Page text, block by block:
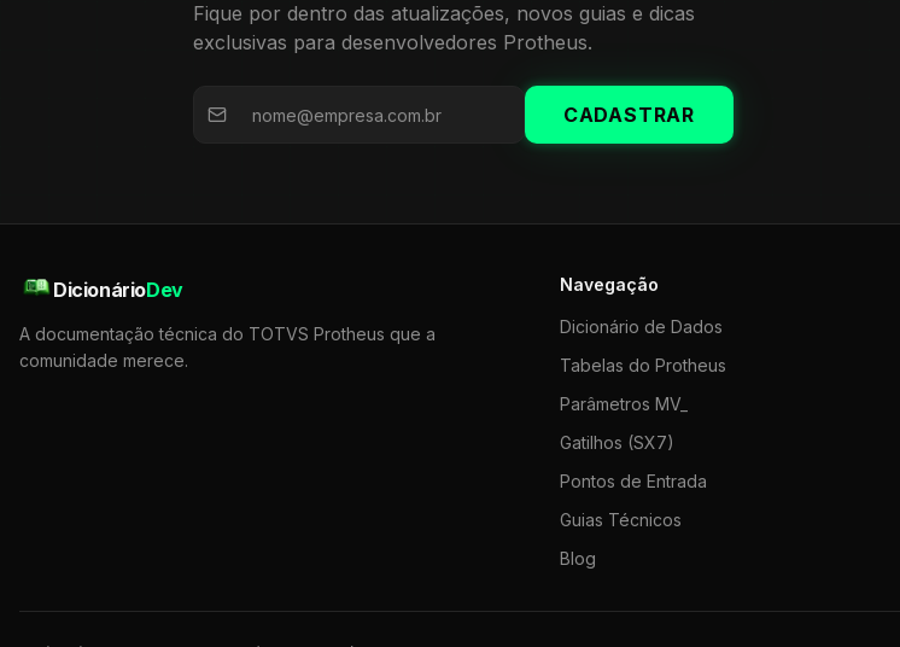
Fique por dentro das atualizações, novos guias e dicas
exclusivas para desenvolvedores Protheus.
CADASTRAR
DicionárioDev
A documentação técnica do TOTVS Protheus que a
comunidade merece.
Navegação
Dicionário de Dados
Tabelas do Protheus
Parâmetros MV_
Gatilhos (SX7)
Pontos de Entrada
Guias Técnicos
Blog